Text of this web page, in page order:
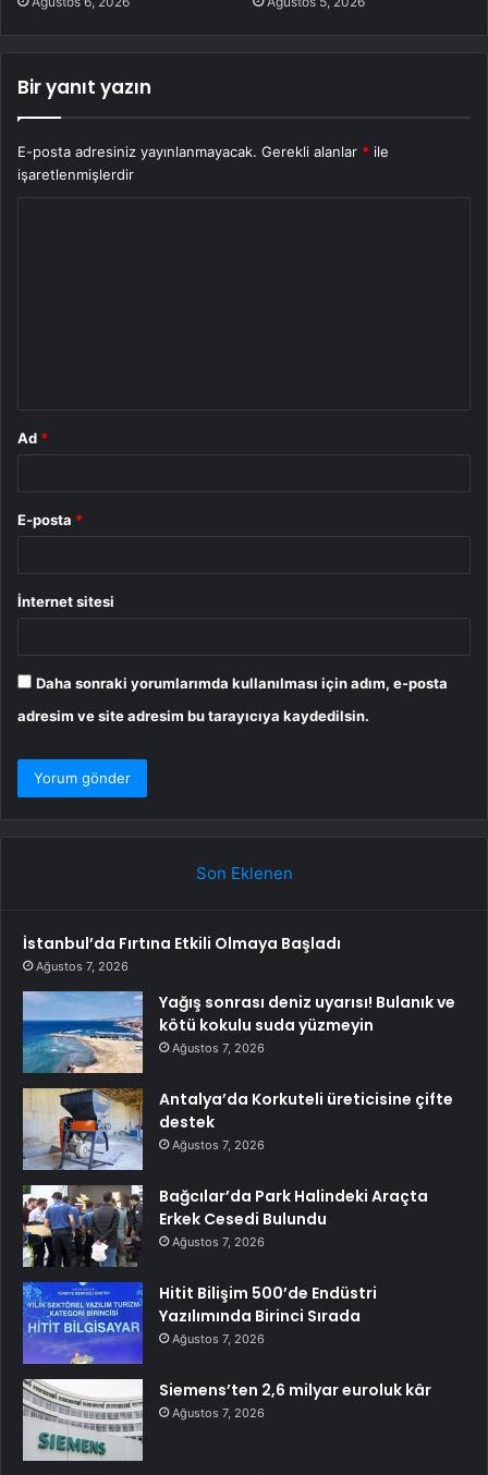
Bir yanıt yazın
E-posta adresiniz yayınlanmayacak. Gerekli alanlar * ile
işaretlenmişlerdir
Ad *
E-posta *
İnternet sitesi
Daha sonraki yorumlarımda kullanılması için adım, e-posta
adresim ve site adresim bu tarayıcıya kaydedilsin.
Son Eklenen
İstanbul’da Fırtına Etkili Olmaya Başladı
Ağustos 7, 2026
Yağış sonrası deniz uyarısı! Bulanık ve
kötü kokulu suda yüzmeyin
Ağustos 7, 2026
Antalya’da Korkuteli üreticisine çifte
destek
Ağustos 7, 2026
Bağcılar’da Park Halindeki Araçta
Erkek Cesedi Bulundu
Ağustos 7, 2026
Hitit Bilişim 500’de Endüstri
Yazılımında Birinci Sırada
Ağustos 7, 2026
Siemens’ten 2,6 milyar euroluk kâr
Ağustos 7, 2026